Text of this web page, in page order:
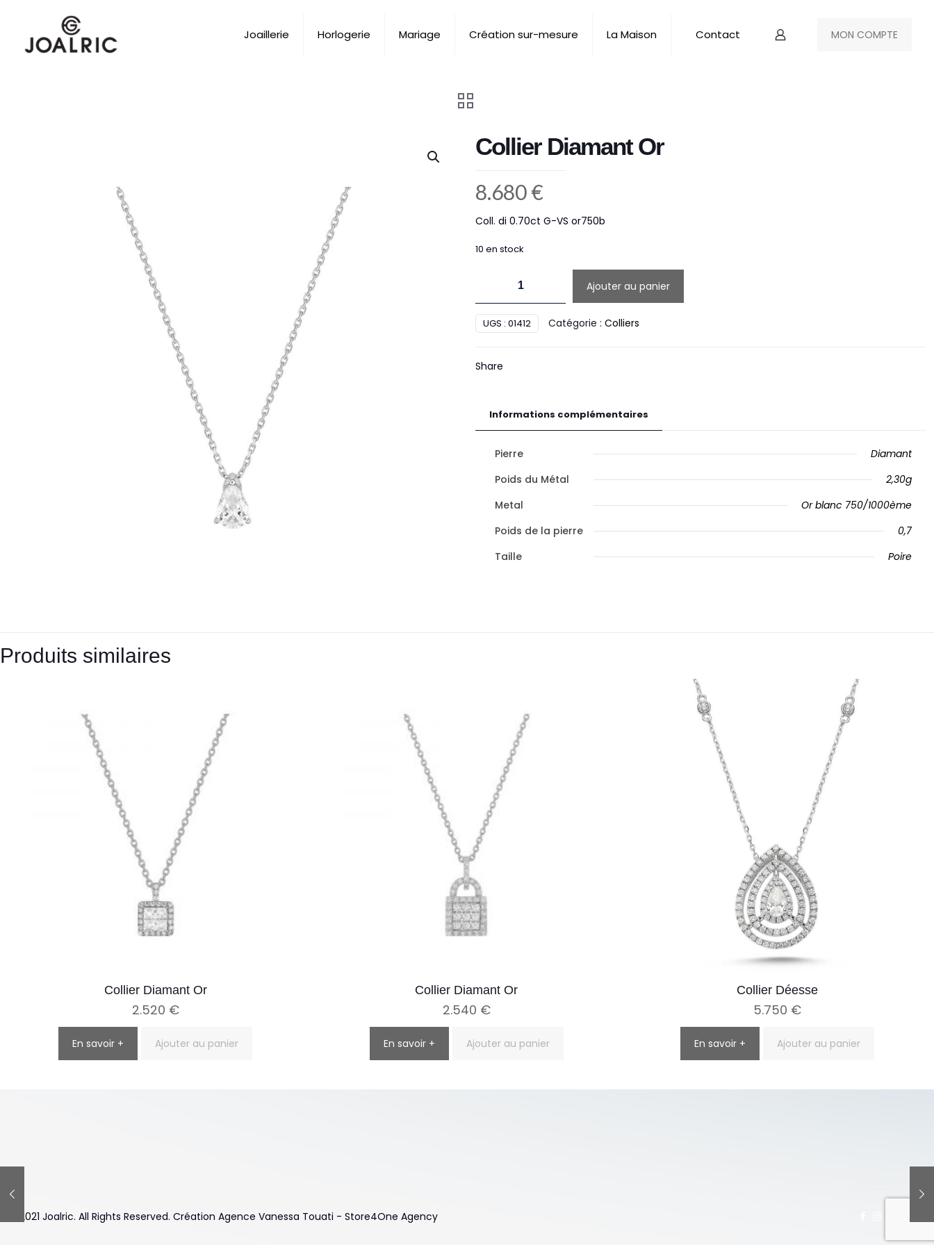
Joaillerie Horlogerie Mariage Création sur-mesure La Maison Contact MON COMPTE
Collier Diamant Or
8.680€
Coll. di 0.70ct G-VS or750b
10 en stock
Collier
Diamant
Ajouter au panier
UGS : 01412 Catégorie : Colliers
Share
Informations complémentaires
Pierre
Diamant
Poids du Métal
2,30g
Metal
Or blanc 750/1000ème
Poids de la pierre
0,7
Taille
Poire
Produits similaires
Collier Diamant Or
2.520 €
En savoir + Ajouter au panier
Collier Diamant Or
2.540 €
En savoir + Ajouter au panier
Collier Déesse
5.750 €
En savoir + Ajouter au panier
© 2021 Joalric. All Rights Reserved. Création Agence Vanessa Touati - Store4One Agency